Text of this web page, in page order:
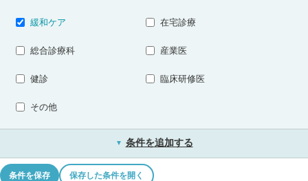
緩和ケア 在宅診療
総合診療科 産業医
健診 臨床研修医
その他
▼ 条件を追加する
条件を保存 保存した条件を開く